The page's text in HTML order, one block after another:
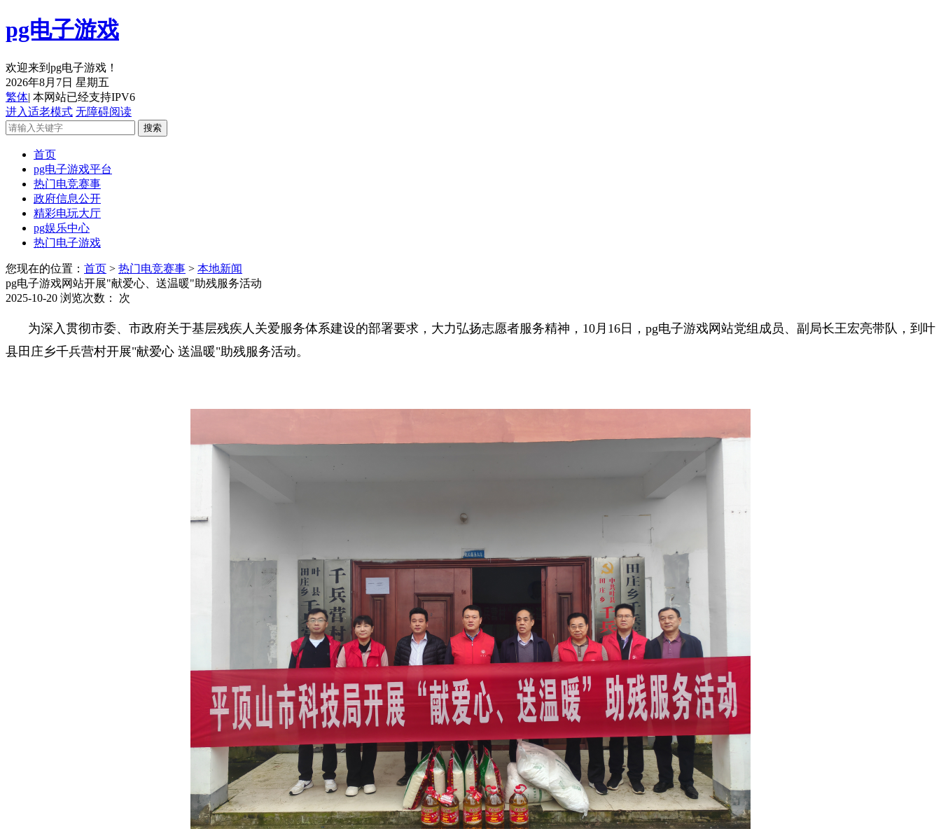
pg电子游戏
欢迎来到pg电子游戏！
2026年8月7日 星期五
繁体| 本网站已经支持IPV6
进入适老模式 无障碍阅读
首页
pg电子游戏平台
热门电竞赛事
政府信息公开
精彩电玩大厅
pg娱乐中心
热门电子游戏
您现在的位置： 首页 > 热门电竞赛事 > 本地新闻
pg电子游戏网站开展"献爱心、送温暖"助残服务活动
2025-10-20 浏览次数： 次
为深入贯彻市委、市政府关于基层残疾人关爱服务体系建设的部署要求，大力弘扬志愿者服务精神，10月16日，pg电子游戏网站党组成员、副局长王宏亮带队，到叶
县田庄乡千兵营村开展"献爱心 送温暖"助残服务活动。